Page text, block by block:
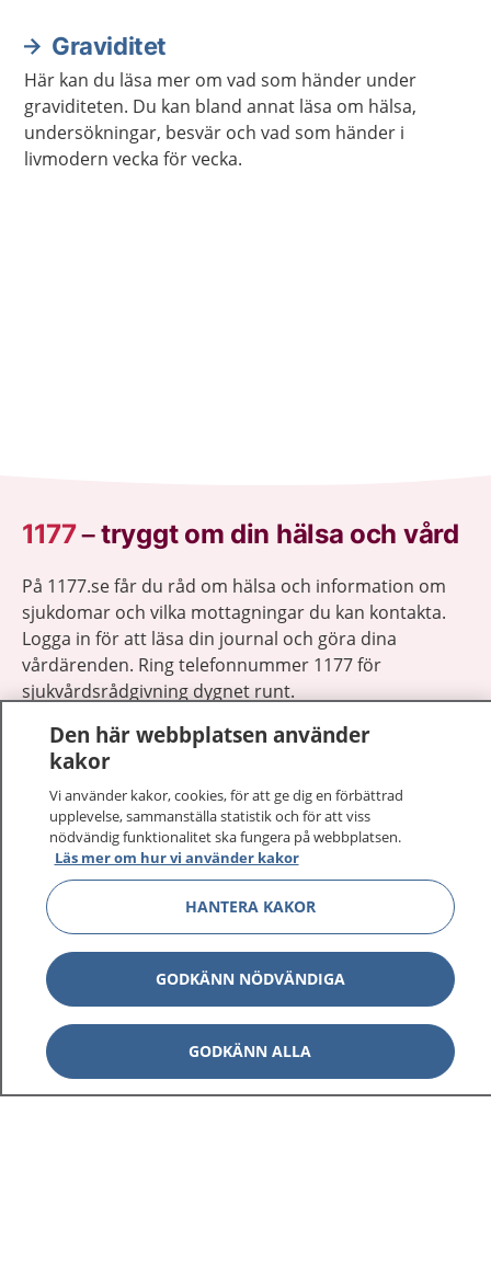
naturläkemedel och växtbaserade läkemedel.
Graviditet
Här kan du läsa mer om vad som händer under
graviditeten. Du kan bland annat läsa om hälsa,
undersökningar, besvär och vad som händer i
livmodern vecka för vecka.
1177–tryggt om din hälsa och vård
På 1177.se får du råd om hälsa och information om
sjukdomar och vilka mottagningar du kan kontakta.
Logga in för att läsa din journal och göra dina
vårdärenden. Ring telefonnummer 1177 för
sjukvårdsrådgivning dygnet runt.
1177 på flera språk
Om 1177 Visa
Kontakt Visa
Behandling av personuppgifter
Den här webbplatsen använder
kakor
Vi använder kakor, cookies, för att ge dig en förbättrad
upplevelse, sammanställa statistik och för att viss
nödvändig funktionalitet ska fungera på webbplatsen.
Läs mer om hur vi använder kakor
HANTERA KAKOR
GODKÄNN NÖDVÄNDIGA
GODKÄNN ALLA